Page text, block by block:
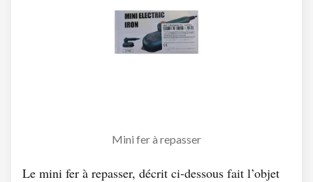
Mini fer à repasser
Le mini fer à repasser, décrit ci-dessous fait l’objet